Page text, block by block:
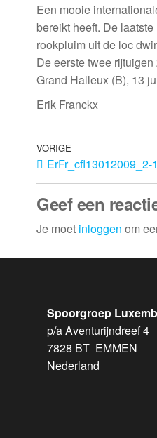
Een mooie
bereikt heeft. De
rookpluim uit de loc
De eerste twee
Grand Halleux (B), 13
Erik Franckx
VORIGE
ErFr_cfl13012009_2-1
Geef een
Je moet inloggen om
Spoorgroep
p/a Aventurijndreef 4
7828 BT EMMEN
Nederland